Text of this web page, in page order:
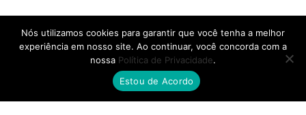
FILIAL RS
Rua Henrique Rech, 560, Bairro Sanvitto - Caxias do Sul - RS
Nós utilizamos cookies para garantir que você tenha a melhor
experiência em nosso site. Ao continuar, você concorda com a
nossa Política de Privacidade.
Estou de Acordo